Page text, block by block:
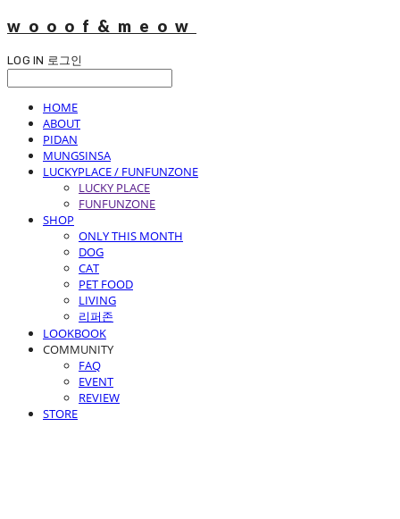
wooof&meow
LOG IN 로그인
HOME
ABOUT
PIDAN
MUNGSINSA
LUCKYPLACE / FUNFUNZONE
LUCKY PLACE
FUNFUNZONE
SHOP
ONLY THIS MONTH
DOG
CAT
PET FOOD
LIVING
리퍼존
LOOKBOOK
COMMUNITY
FAQ
EVENT
REVIEW
STORE